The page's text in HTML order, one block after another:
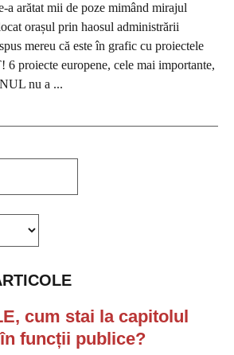
a arătat mii de poze mimând mirajul
orașul prin haosul administrării
mereu că este în grafic cu proiectele
proiecte europene, cele mai importante,
nu a ...
cum stai la capitolul
funcții publice?